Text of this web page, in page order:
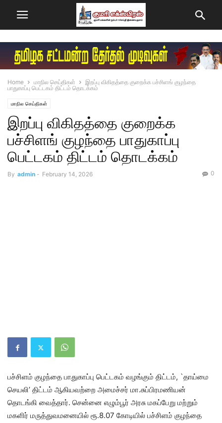
Home மாநில செய்திகள்
இறப்பு விகிதத்தை குறைக்க பச்சிளங் குழந்தை
பாதுகாப்பு பெட்டகம் திட்டம் தொடக்கம்
மாநில செய்திகள்
இறப்பு விகிதத்தை குறைக்க
பச்சிளங் குழந்தை பாதுகாப்பு
பெட்டகம் திட்டம் தொடக்கம்
By admin - February 14, 2026 0
பச்சிளம் குழந்தை பாதுகாப்பு பெட்டகம் வழங்கும் திட்டம், `தாய்மை
செயலி’ திட்டம் ஆகியவற்றை அமைச்சர் மா.சுப்பிரமணியன்
தொடங்கி வைத்தார். சென்னை எழும்பூர் அரசு மகப்பேறு மற்றும்
மகளிர் மருத்துவமனையில் ரூ.8.07 கோடியில் பச்சிளம் குழந்தை